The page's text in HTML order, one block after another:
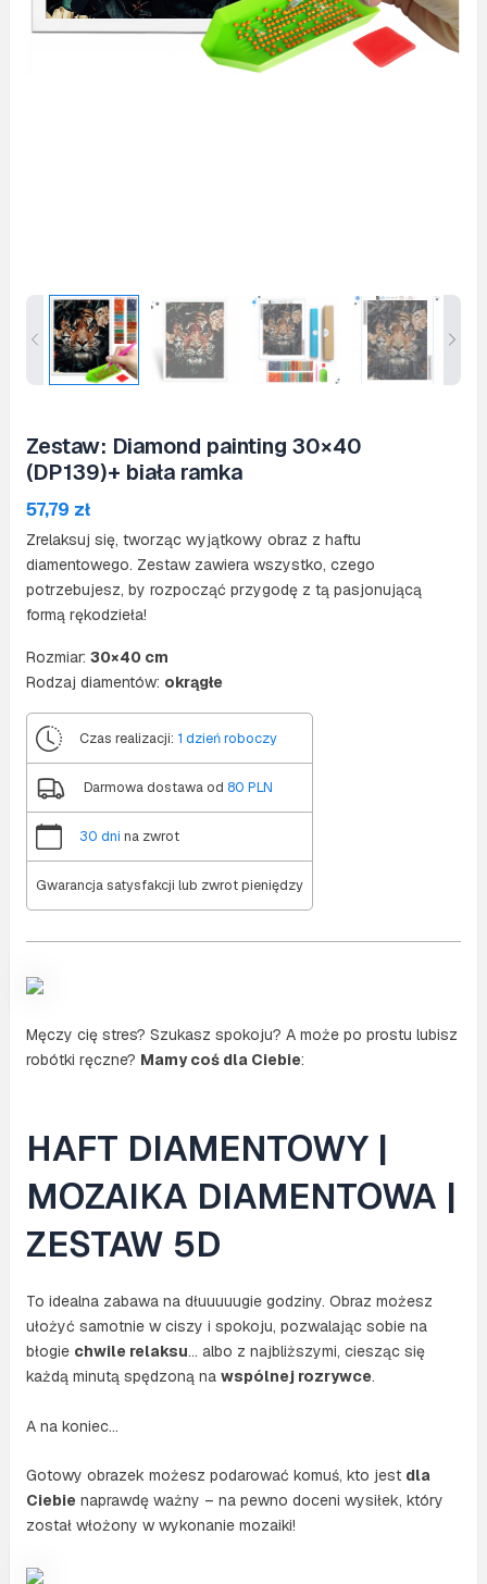
Zestaw: Diamond painting 30×40
(DP139)+ biała ramka
57,79 zł
Zrelaksuj się, tworząc wyjątkowy obraz z haftu
diamentowego. Zestaw zawiera wszystko, czego
potrzebujesz, by rozpocząć przygodę z tą pasjonującą
formą rękodzieła!
Rozmiar: 30×40 cm
Rodzaj diamentów: okrągłe
Czas realizacji: 1 dzień roboczy
Darmowa dostawa od 80 PLN
30 dni na zwrot
Gwarancja satysfakcji lub zwrot pieniędzy
Męczy cię stres? Szukasz spokoju? A może po prostu lubisz
robótki ręczne? Mamy coś dla Ciebie:
HAFT DIAMENTOWY |
MOZAIKA DIAMENTOWA |
ZESTAW 5D
To idealna zabawa na dłuuuuugie godziny. Obraz możesz
ułożyć samotnie w ciszy i spokoju, pozwalając sobie na
błogie chwile relaksu… albo z najbliższymi, ciesząc się
każdą minutą spędzoną na wspólnej rozrywce.
A na koniec…
Gotowy obrazek możesz podarować komuś, kto jest dla
Ciebie naprawdę ważny – na pewno doceni wysiłek, który
został włożony w wykonanie mozaiki!